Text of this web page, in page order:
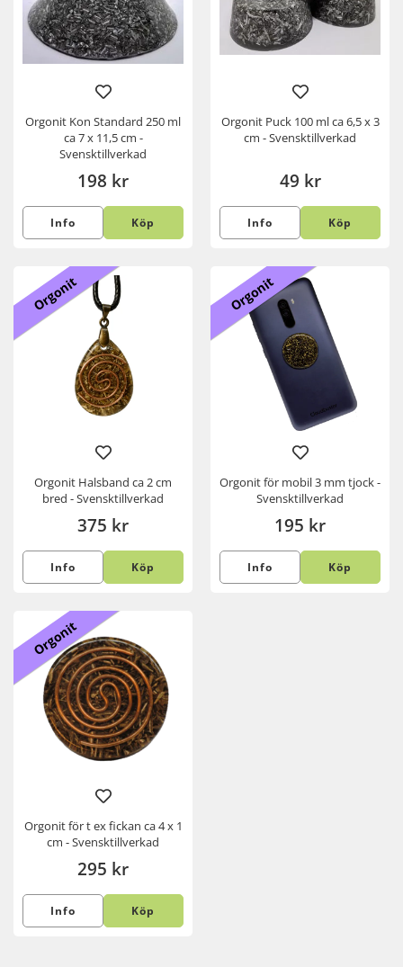
Orgonit Kon Standard 250 ml
ca 7 x 11,5 cm -
Svensktillverkad
198 kr
Info Köp
Orgonit Puck 100 ml ca 6,5 x 3
cm - Svensktillverkad
49 kr
Info Köp
Orgonit
Orgonit Halsband ca 2 cm
bred - Svensktillverkad
375 kr
Info Köp
Orgonit
Orgonit för mobil 3 mm tjock -
Svensktillverkad
195 kr
Info Köp
Orgonit
Orgonit för t ex fickan ca 4 x 1
cm - Svensktillverkad
295 kr
Info Köp